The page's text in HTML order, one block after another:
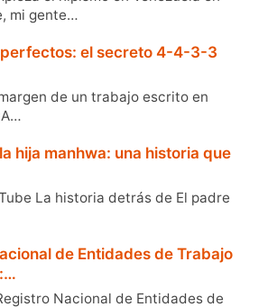
mi gente…
el secreto 4-4-3-3
de un trabajo escrito en
hija manhwa: una historia que
La historia detrás de El padre
de Entidades de Trabajo
Nacional de Entidades de